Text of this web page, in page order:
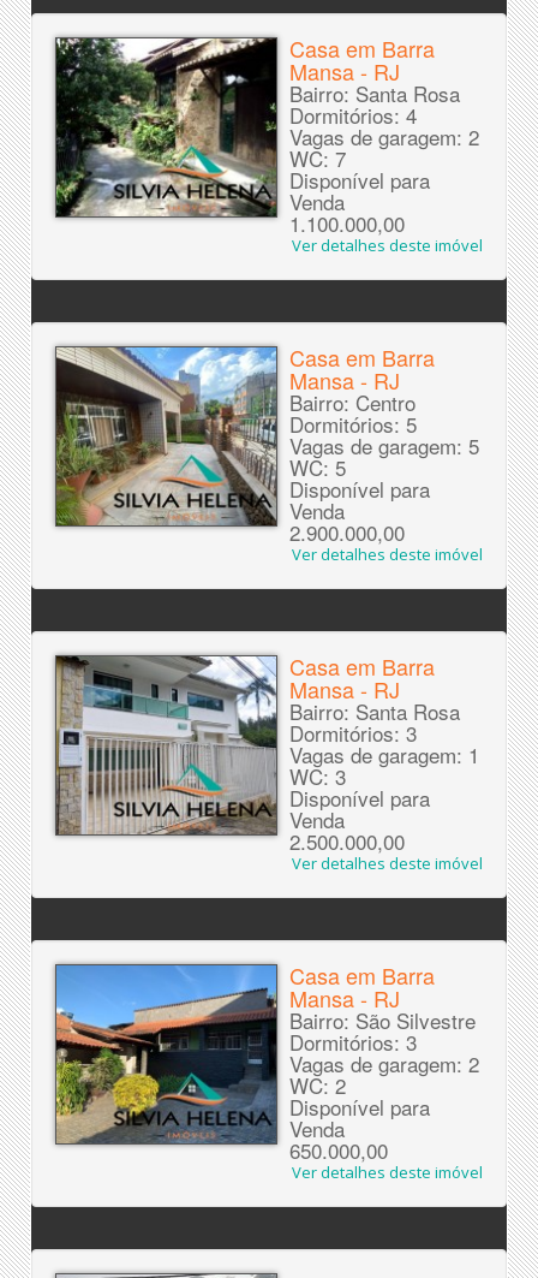
Casa em Barra
Mansa - RJ
Bairro: Santa Rosa
Dormitórios: 4
Vagas de garagem: 2
WC: 7
Disponível para
Venda
1.100.000,00
Ver detalhes deste imóvel
Casa em Barra
Mansa - RJ
Bairro: Centro
Dormitórios: 5
Vagas de garagem: 5
WC: 5
Disponível para
Venda
2.900.000,00
Ver detalhes deste imóvel
Casa em Barra
Mansa - RJ
Bairro: Santa Rosa
Dormitórios: 3
Vagas de garagem: 1
WC: 3
Disponível para
Venda
2.500.000,00
Ver detalhes deste imóvel
Casa em Barra
Mansa - RJ
Bairro: São Silvestre
Dormitórios: 3
Vagas de garagem: 2
WC: 2
Disponível para
Venda
650.000,00
Ver detalhes deste imóvel